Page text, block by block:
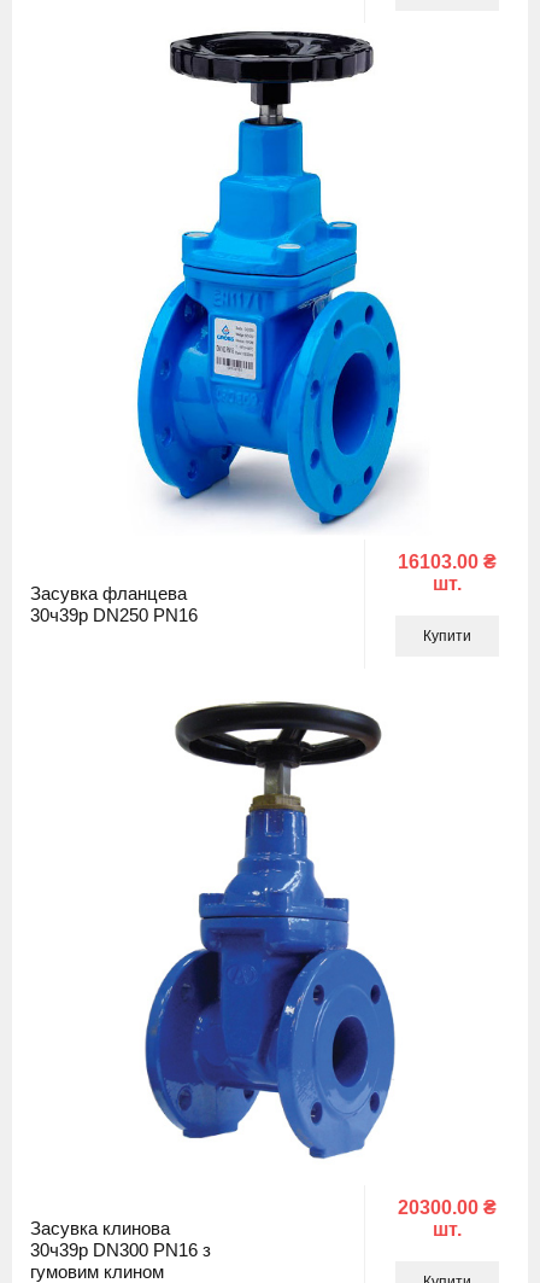
Засувка фланцева
30ч39р DN250 PN16
16103.00 ₴
шт.
Купити
Засувка клинова
30ч39р DN300 PN16 з
гумовим клином
20300.00 ₴
шт.